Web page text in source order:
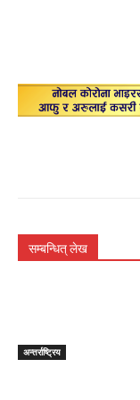
सम्बन्धित् लेख
अन्तर्राष्ट्रिय